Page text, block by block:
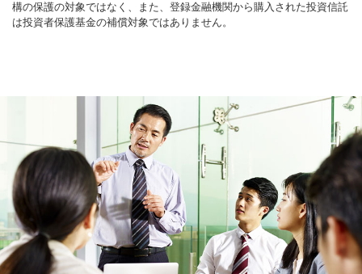
構の保護の対象ではなく、また、登録金融機関から購入された投資信託
は投資者保護基金の補償対象ではありません。